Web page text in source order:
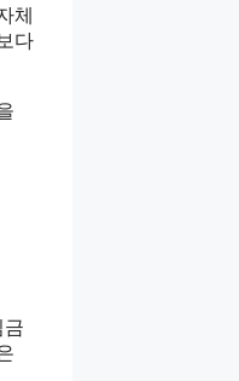
체
다
금